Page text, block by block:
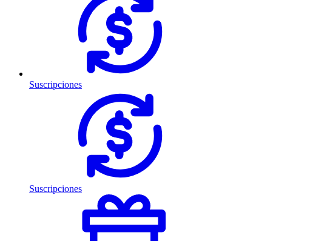
Suscripciones
Suscripciones